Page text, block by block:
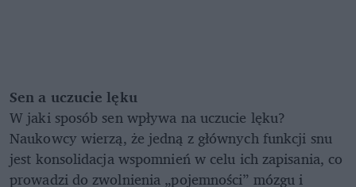
Sen a uczucie lęku
W jaki sposób sen wpływa na uczucie lęku?
Naukowcy wierzą, że jedną z głównych funkcji snu
jest konsolidacja wspomnień w celu ich zapisania, co
prowadzi do zwolnienia „pojemności” mózgu i